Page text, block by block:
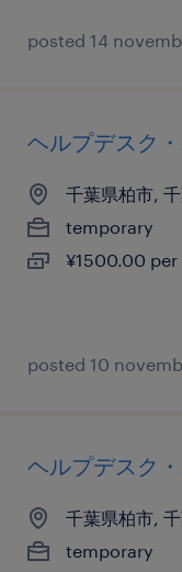
posted 14
ヘルプデスク
千葉県柏市,
temporary
¥1500.00
posted 10
ヘルプデスク
千葉県柏市,
temporary